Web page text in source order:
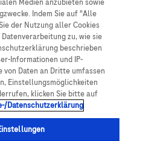
Medien anzubieten sowie
Indem Sie auf "Alle
der Nutzung aller Cookies
zu, wie sie
beschrieben
Informationen und IP-
von Daten an Dritte umfassen
Einstellungsmöglichkeiten
klicken Sie bitte auf
Datenschutzerklärung